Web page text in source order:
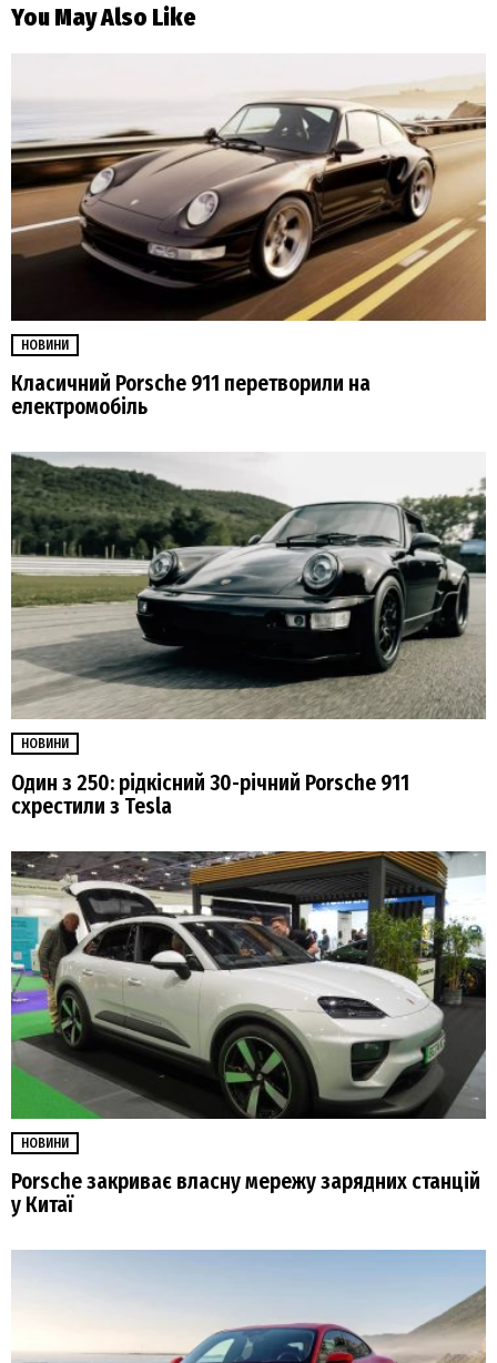
You May Also Like
НОВИНИ
Класичний Porsche 911 перетворили на
електромобіль
НОВИНИ
Один з 250: рідкісний 30-річний Porsche 911
схрестили з Tesla
НОВИНИ
Porsche закриває власну мережу зарядних станцій
у Китаї